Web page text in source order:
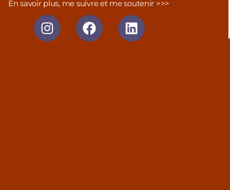
En savoir plus, me suivre et me soutenir >>>